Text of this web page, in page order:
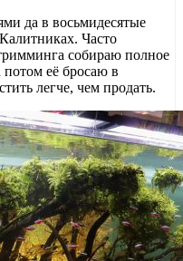
да в восьмидесятые
Часто
собираю полное
потом её бросаю в
легче, чем продать.